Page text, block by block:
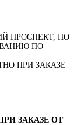
ПРОСПЕКТ, ПО
ПО
ПРИ ЗАКАЗЕ
ЗАКАЗЕ ОТ